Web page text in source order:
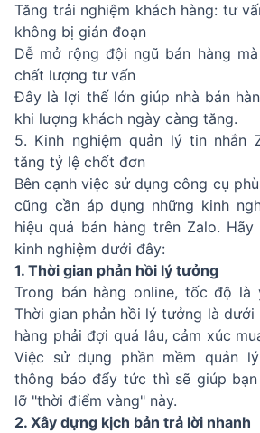
Tăng trải nghiệm khách hàng: tư
không bị gián đoạn
Dễ mở rộng đội ngũ bán hàng
chất lượng tư vấn
Đây là lợi thế lớn giúp nhà bán
khi lượng khách ngày càng tăng.
5. Kinh nghiệm quản lý tin nhắn
tăng tỷ lệ chốt đơn
Bên cạnh việc sử dụng công cụ
cũng cần áp dụng những kinh
hiệu quả bán hàng trên Zalo.
kinh nghiệm dưới đây:
1. Thời gian phản hồi lý tưởng
Trong bán hàng online, tốc độ là
Thời gian phản hồi lý tưởng là dưới
hàng phải đợi quá lâu, cảm xúc
Việc sử dụng phần mềm quản
thông báo đẩy tức thì sẽ giúp
lỡ "thời điểm vàng" này.
2. Xây dựng kịch bản trả lời nhanh